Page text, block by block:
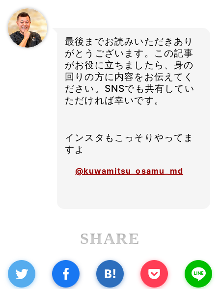
最後までお読みいただきあり
がとうございます。この記事
がお役に立ちましたら、身の
回りの方に内容をお伝えてく
ださい。SNSでも共有してい
ただければ幸いです。
インスタもこっそりやってま
すよ
@kuwamitsu_osamu_md
SHARE